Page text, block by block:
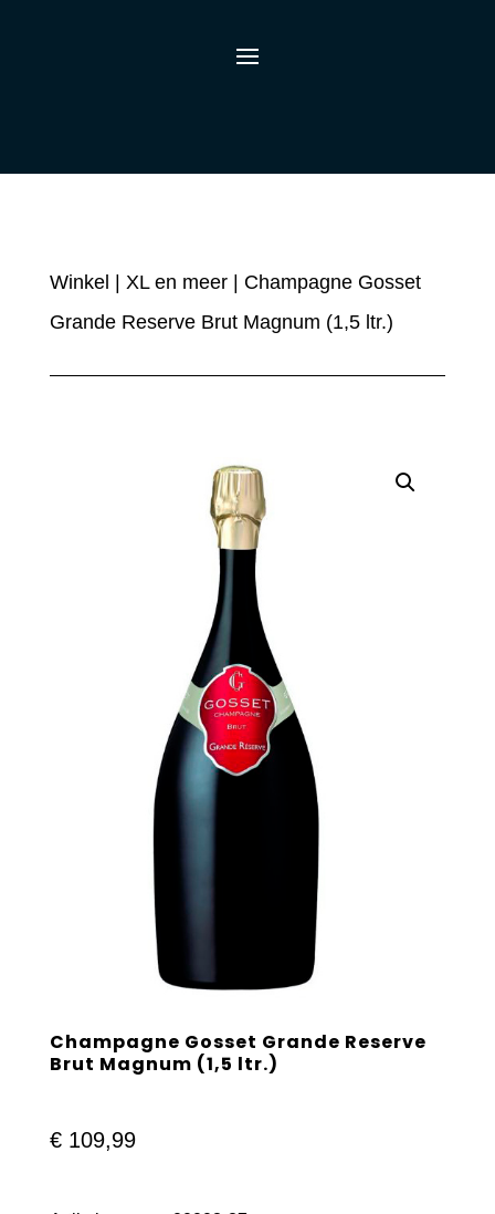
Winkel XL en meer| Champagne Gosset
Grande Reserve Brut Magnum (1,5 ltr.)
Champagne Gosset Grande Reserve
Brut Magnum (1,5 ltr.)
€109,99